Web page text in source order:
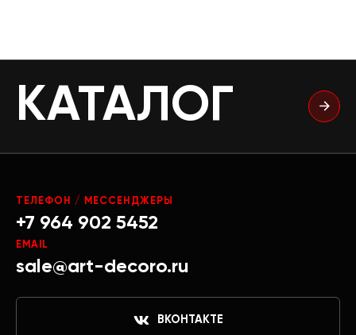
КАТАЛОГ
ТЕЛЕФОН / МЕССЕНДЖЕРЫ
+7 964 902 5452
EMAIL
sale@art-decoro.ru
ВКОНТАКТЕ